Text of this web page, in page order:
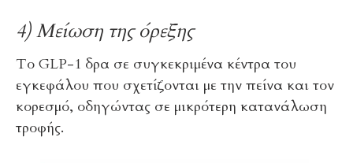
4) Μείωση της όρεξης
Το GLP-1 δρα σε συγκεκριμένα κέντρα του
εγκεφάλου που σχετίζονται με την πείνα και τον
κορεσμό, οδηγώντας σε μικρότερη κατανάλωση
τροφής.